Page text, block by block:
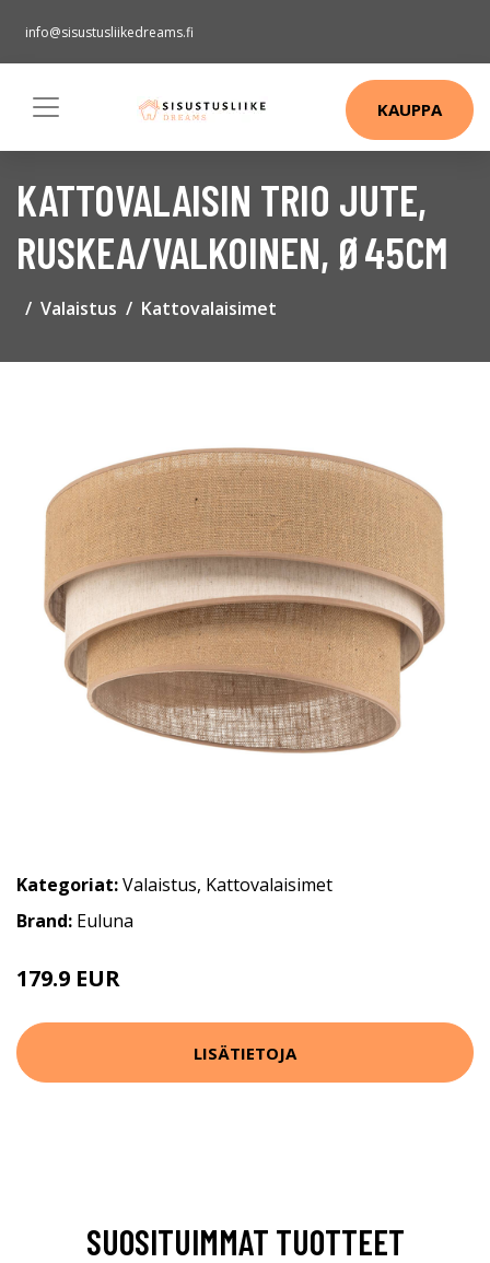
info@sisustusliikedreams.fi
KAUPPA
KATTOVALAISIN TRIO JUTE,
RUSKEA/VALKOINEN, Ø45CM
Valaistus Kattovalaisimet
Kategoriat:Valaistus, Kattovalaisimet
Brand: Euluna
179.9 EUR
LISÄTIETOJA
SUOSITUIMMAT TUOTTEET